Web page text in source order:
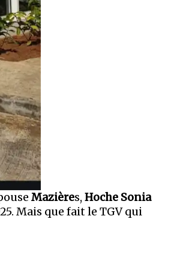
Mazières, Hoche Sonia
Mais que fait le TGV qui